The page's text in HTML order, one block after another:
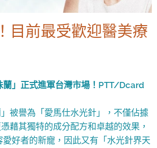
目前最受歡迎醫美療
蘭」正式進軍台灣市場！PTT/Dcard
被譽為「愛馬仕水光針」，不僅佔據
藉其獨特的成分配方和卓越的效果，
好者的新寵，因此又有「水光針界天